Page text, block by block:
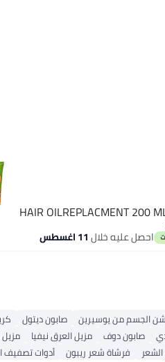
احصل عليه خلال11 اغسطس
الجسم من يوسيرين صابون ديتول
صابون دوف مزيل العرق نيفيا
فرشاة شعر ريبون أدوات تصفيف